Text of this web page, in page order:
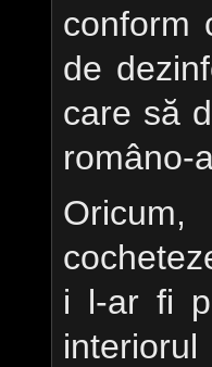
conform
de
care să
româno-
i l-ar fi